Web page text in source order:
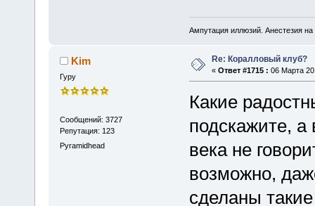
Ампутация иллюзий. Анестезия на
Kim
Гуру
Сообщений: 3727
Репутация: 123
Pyramidhead
Re: Коралловый клуб?
« Ответ #1715 : 06 Марта
Какие
подскажите,
века не
возможно,
сделаны